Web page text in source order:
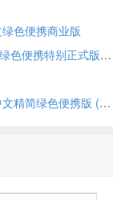
色便携商业版
全能文件管理器(Total Commander)10.00中文绿色便携特别正式版
通用提取器(Universal Extractor 2)2.0.0 RC3中文精简绿色便携版 (另一个分支版本)